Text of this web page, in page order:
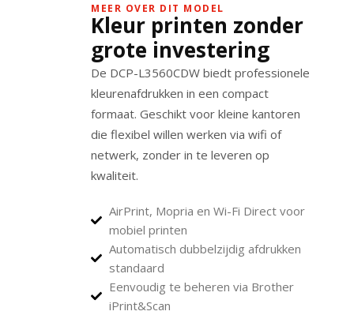
MEER OVER DIT MODEL
Kleur printen zonder
grote investering
De DCP-L3560CDW biedt professionele
kleurenafdrukken in een compact
formaat. Geschikt voor kleine kantoren
die flexibel willen werken via wifi of
netwerk, zonder in te leveren op
kwaliteit.
AirPrint, Mopria en Wi-Fi Direct voor
mobiel printen
Automatisch dubbelzijdig afdrukken
standaard
Eenvoudig te beheren via Brother
iPrint&Scan